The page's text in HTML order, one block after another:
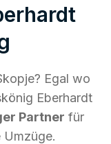
Egal wo
Eberhardt
Partner für
Umzüge.